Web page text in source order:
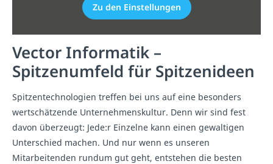
Vector Informatik –
Spitzenumfeld für Spitzenideen
Spitzentechnologien treffen bei uns auf eine besonders
wertschätzende Unternehmenskultur. Denn wir sind fest
davon überzeugt: Jede:r Einzelne kann einen gewaltigen
Unterschied machen. Und nur wenn es unseren
Mitarbeitenden rundum gut geht, entstehen die besten
Zu den Einstellungen